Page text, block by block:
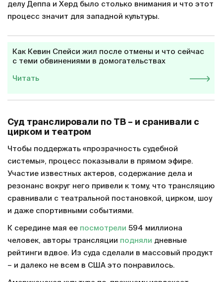
делу Деппа и Херд было столько внимания и что этот
процесс значит для западной культуры.
Как Кевин Спейси жил после отмены и что сейчас
с теми обвинениями в домогательствах
Читать
Суд транслировали по ТВ – и сранивали с
цирком и театром
Чтобы поддержать «прозрачность судебной
системы», процесс показывали в прямом эфире.
Участие известных актеров, содержание дела и
резонанс вокруг него привели к тому, что трансляцию
сравнивали с театральной постановкой, цирком, шоу
и даже спортивными событиями.
К середине мая ее посмотрели 594 миллиона
человек, авторы трансляции подняли дневные
рейтинги вдвое. Из суда сделали в массовый продукт
– и далеко не всем в США это понравилось.